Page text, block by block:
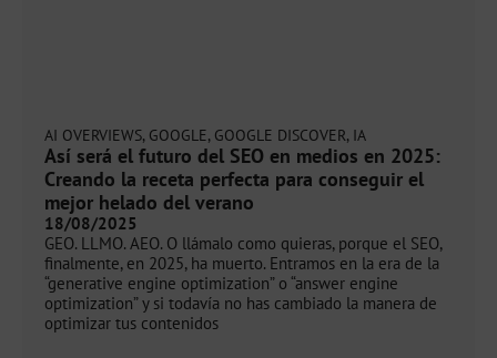
AI OVERVIEWS, GOOGLE, GOOGLE DISCOVER, IA
Así será el futuro del SEO en medios en 2025:
Creando la receta perfecta para conseguir el
mejor helado del verano
18/08/2025
GEO. LLMO. AEO. O llámalo como quieras, porque el SEO,
finalmente, en 2025, ha muerto. Entramos en la era de la
“generative engine optimization” o “answer engine
optimization” y si todavía no has cambiado la manera de
optimizar tus contenidos